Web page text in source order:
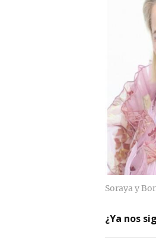
Soraya y
¿Ya nos